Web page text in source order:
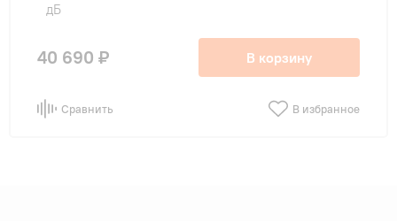
дБ
40 690 ₽ В корзину
Сравнить В избранное